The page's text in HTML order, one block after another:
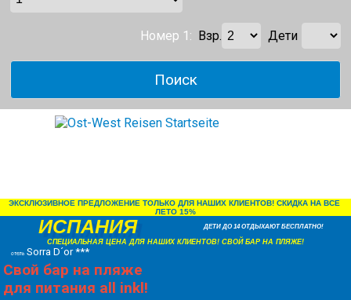
Номер 1: Взр. Дети
ЭКСКЛЮЗИВНОЕ ПРЕДЛОЖЕНИЕ ТОЛЬКО ДЛЯ НАШИХ КЛИЕНТОВ! СКИДКА НА ВСЕ
ЛЕТО 15%
ИСПАНИЯ ДЕТИ ДО 14 ОТДЫХАЮТ БЕСПЛАТНО!
СПЕЦИАЛЬНАЯ ЦЕНА ДЛЯ НАШИХ КЛИЕНТОВ! СВОЙ БАР НА ПЛЯЖЕ!
отель Sorra D´or ***
Свой бар на пляже
для питания all inkl!